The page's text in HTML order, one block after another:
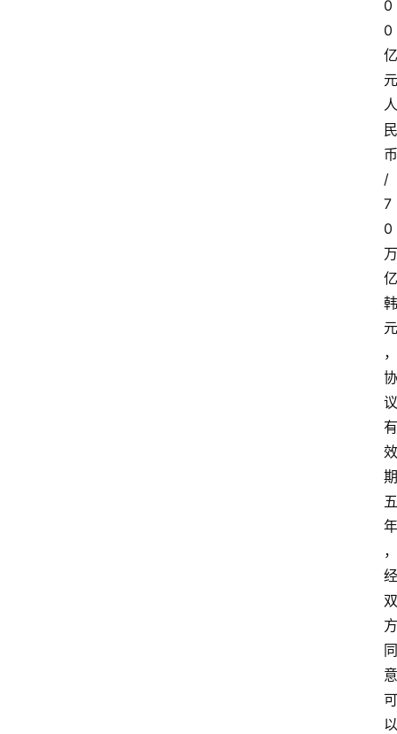
0
0
亿
元
人
民
币
/
7
0
万
亿
韩
元
，
协
议
有
效
期
五
年
，
经
双
方
同
意
可
以